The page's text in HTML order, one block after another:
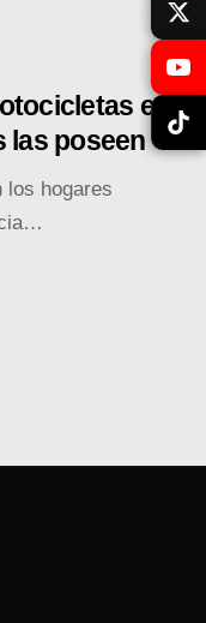
en
las poseen
los hogares